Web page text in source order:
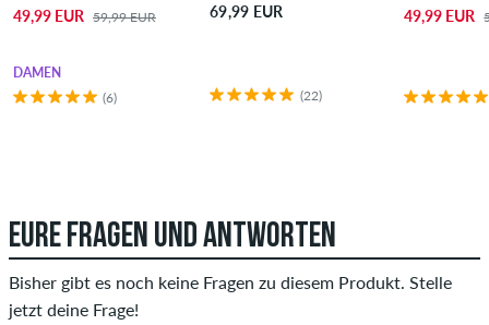
49,99 EUR 59,99 EUR
DAMEN
(6)
69,99 EUR
(22)
49,99 EUR
EURE FRAGEN UND ANTWORTEN
Bisher gibt es noch keine Fragen zu diesem Produkt. Stelle
jetzt deine Frage!